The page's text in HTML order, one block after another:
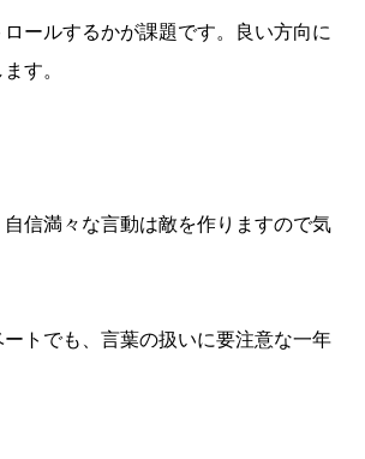
ールするかが課題です。良い方向に
す。
自信満々な言動は敵を作りますので気
トでも、言葉の扱いに要注意な一年